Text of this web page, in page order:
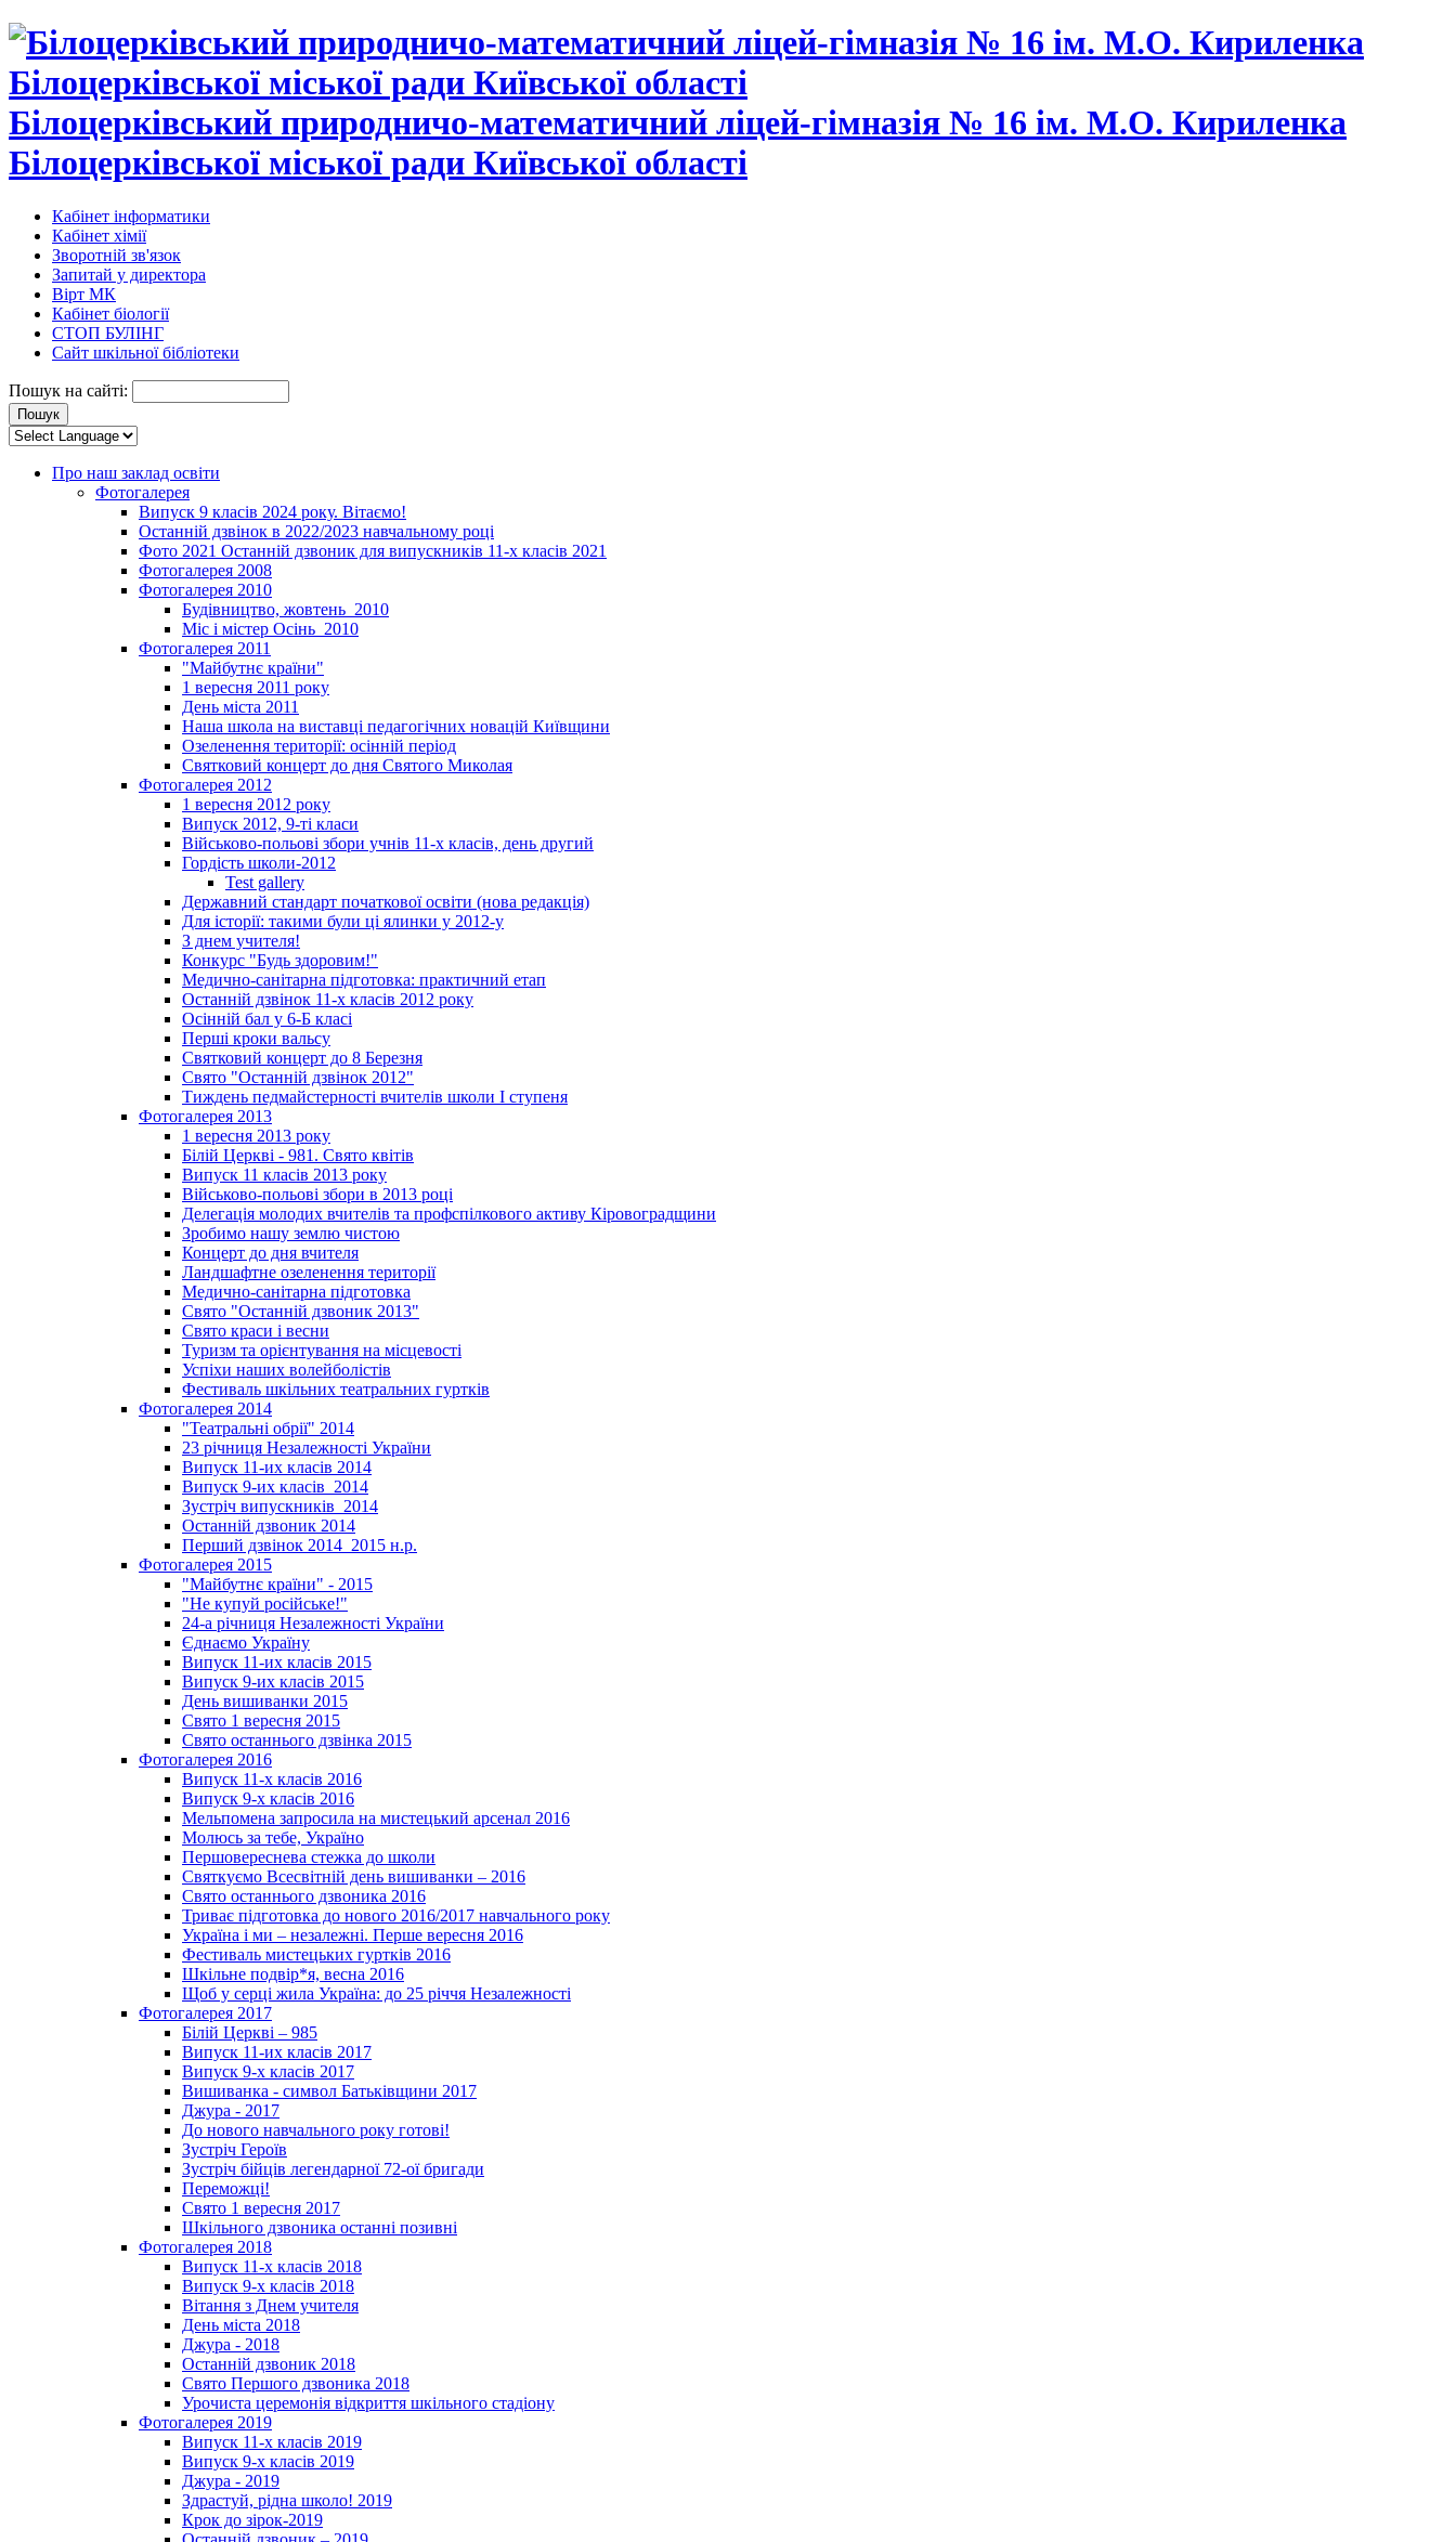
Білоцерківський природничо-математичний ліцей-гімназія № 16 ім. М.О. Кириленка
Білоцерківської міської ради Київської області
Кабінет інформатики
Кабінет хімії
Зворотній зв'язок
Запитай у директора
Вірт МК
Кабінет біології
СТОП БУЛІНГ
Сайт шкільної бібліотеки
Пошук на сайті:
Про наш заклад освіти
Фотогалерея
Випуск 9 класів 2024 року. Вітаємо!
Останній дзвінок в 2022/2023 навчальному році
Фото 2021 Останній дзвоник для випускників 11-х класів 2021
Фотогалерея 2008
Фотогалерея 2010
Будівництво, жовтень_2010
Міс і містер Осінь_2010
Фотогалерея 2011
"Майбутнє країни"
1 вересня 2011 року
День міста 2011
Наша школа на виставці педагогічних новацій Київщини
Озеленення території: осінній період
Святковий концерт до дня Святого Миколая
Фотогалерея 2012
1 вересня 2012 року
Випуск 2012, 9-ті класи
Військово-польові збори учнів 11-х класів, день другий
Гордість школи-2012
Test gallery
Державний стандарт початкової освіти (нова редакція)
Для історії: такими були ці ялинки у 2012-у
З днем учителя!
Конкурс "Будь здоровим!"
Медично-санітарна підготовка: практичний етап
Останній дзвінок 11-х класів 2012 року
Осінній бал у 6-Б класі
Перші кроки вальсу
Святковий концерт до 8 Березня
Свято "Останній дзвінок 2012"
Тиждень педмайстерності вчителів школи І ступеня
Фотогалерея 2013
1 вересня 2013 року
Білій Церкві - 981. Свято квітів
Випуск 11 класів 2013 року
Військово-польові збори в 2013 році
Делегація молодих вчителів та профспілкового активу Кіровоградщини
Зробимо нашу землю чистою
Концерт до дня вчителя
Ландшафтне озеленення території
Медично-санітарна підготовка
Свято "Останній дзвоник 2013"
Свято краси і весни
Туризм та орієнтування на місцевості
Успіхи наших волейболістів
Фестиваль шкільних театральних гуртків
Фотогалерея 2014
"Театральні обрії" 2014
23 річниця Незалежності України
Випуск 11-их класів 2014
Випуск 9-их класів_2014
Зустріч випускників_2014
Останній дзвоник 2014
Перший дзвінок 2014_2015 н.р.
Фотогалерея 2015
"Майбутнє країни" - 2015
"Не купуй російське!"
24-а річниця Незалежності України
Єднаємо Україну
Випуск 11-их класів 2015
Випуск 9-их класів 2015
День вишиванки 2015
Свято 1 вересня 2015
Свято останнього дзвінка 2015
Фотогалерея 2016
Випуск 11-х класів 2016
Випуск 9-х класів 2016
Мельпомена запросила на мистецький арсенал 2016
Молюсь за тебе, Україно
Першовереснева стежка до школи
Святкуємо Всесвітній день вишиванки – 2016
Свято останнього дзвоника 2016
Триває підготовка до нового 2016/2017 навчального року
Україна і ми – незалежні. Перше вересня 2016
Фестиваль мистецьких гуртків 2016
Шкільне подвір*я, весна 2016
Щоб у серці жила Україна: до 25­ річчя Незалежності
Фотогалерея 2017
Білій Церкві – 985
Випуск 11-их класів 2017
Випуск 9-х класів 2017
Вишиванка - символ Батьківщини 2017
Джура - 2017
До нового навчального року готові!
Зустріч Героїв
Зустріч бійців легендарної 72-ої бригади
Переможці!
Свято 1 вересня 2017
Шкільного дзвоника останні позивні
Фотогалерея 2018
Випуск 11-х класів 2018
Випуск 9-х класів 2018
Вітання з Днем учителя
День міста 2018
Джура - 2018
Останній дзвоник 2018
Свято Першого дзвоника 2018
Урочиста церемонія відкриття шкільного стадіону
Фотогалерея 2019
Випуск 11-х класів 2019
Випуск 9-х класів 2019
Джура - 2019
Здрастуй, рідна школо! 2019
Крок до зірок-2019